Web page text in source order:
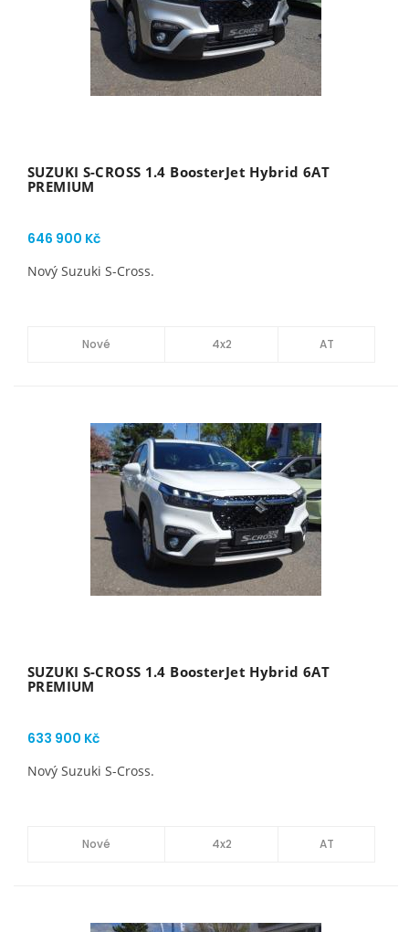
SUZUKI S-CROSS 1.4 BoosterJet Hybrid 6AT
PREMIUM
646 900 Kč
Nový Suzuki S-Cross.
Nové 4x2 AT
SUZUKI S-CROSS 1.4 BoosterJet Hybrid 6AT
PREMIUM
633 900 Kč
Nový Suzuki S-Cross.
Nové 4x2 AT